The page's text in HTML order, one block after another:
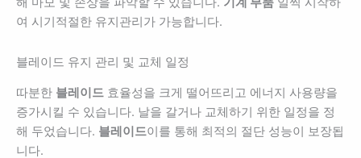
여 시기적절한 유지관리가 가능합니다.
블레이드 유지 관리 및 교체 일정
따분한 블레이드 효율성을 크게 떨어뜨리고 에너지 사용량을
증가시킬 수 있습니다. 날을 갈거나 교체하기 위한 일정을 정
해 두었습니다. 블레이드이를 통해 최적의 절단 성능이 보장됩
니다.